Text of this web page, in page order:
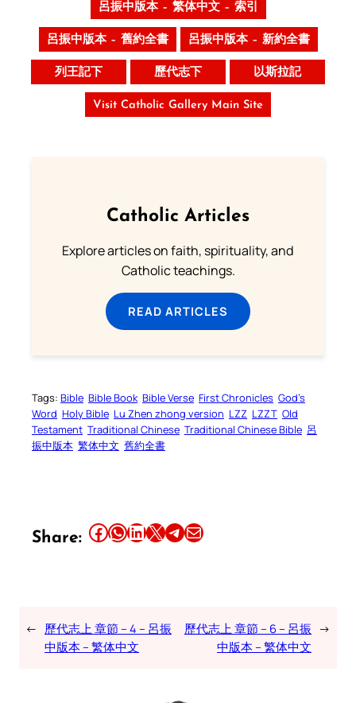
呂振中版本 – 繁体中文 – 索引
呂振中版本 – 舊約全書 呂振中版本 – 新約全書
列王記下 歷代志下 以斯拉記
Visit Catholic Gallery Main Site
Catholic Articles
Explore articles on faith, spirituality, and
Catholic teachings.
READ ARTICLES
Tags: Bible Bible Book Bible Verse First Chronicles God’s
Word Holy Bible Lu Zhen zhong version LZZ LZZT Old
Testament Traditional Chinese Traditional Chinese Bible 呂
振中版本 繁体中文 舊約全書
Share: Share this article on Facebook Share this article on WhatsApp Share this article on LinkedIn Share this article on X Share this article on TelegramEmail this Article
← 歷代志上 章節 – 4 – 呂振
中版本 – 繁体中文
歷代志上 章節 – 6 – 呂振
中版本 – 繁体中文
→